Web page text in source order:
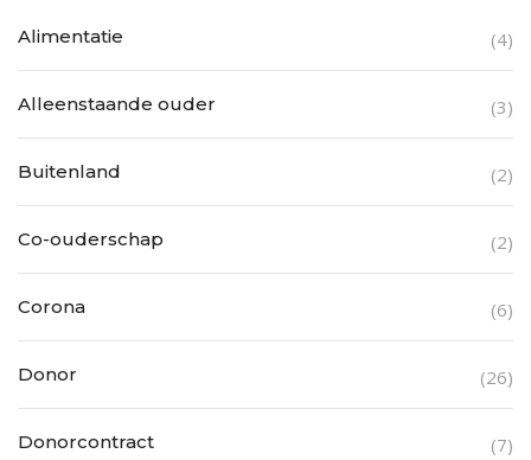
Alimentatie (4)
Alleenstaande ouder (3)
Buitenland (2)
Co-ouderschap (2)
Corona (6)
Donor (26)
Donorcontract (7)